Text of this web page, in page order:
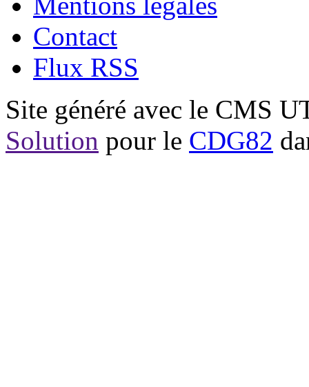
Contact
Flux RSS
Site généré avec le CMS
Solution pour le CDG82